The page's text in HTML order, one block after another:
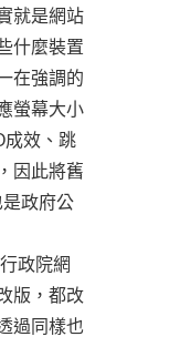
就是網站
什麼裝置
在強調的
螢幕大小
成效、跳
因此將舊
是政府公
政院網
版，都改
過同樣也